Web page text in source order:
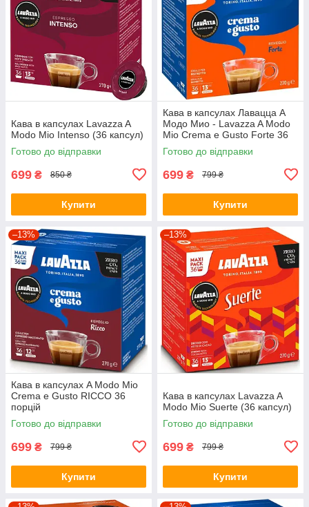
Кава в капсулах Lavazza A
Modo Mio Intenso (36 капсул)
Готово до відправки
699 ₴ 850 ₴
Купити
Кава в капсулах Лавацца А
Модо Мио - Lavazza A Modo
Mio Crema e Gusto Forte 36
капсул
Готово до відправки
699 ₴ 799 ₴
Купити
–13%
Кава в капсулах A Modo Mio
Crema e Gusto RICCO 36
порцій
Готово до відправки
699 ₴ 799 ₴
Купити
–13%
Кава в капсулах Lavazza A
Modo Mio Suerte (36 капсул)
Готово до відправки
699 ₴ 799 ₴
Купити